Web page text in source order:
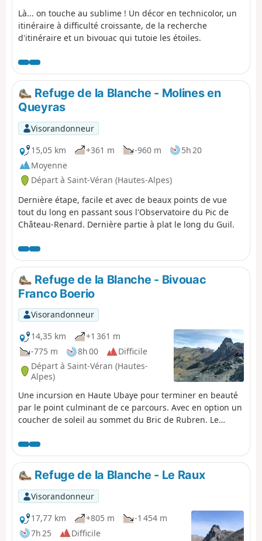
Là... on touche au sublime ! Un décor en technicolor, un
itinéraire à difficulté croissante, de la recherche
d'itinéraire et un bivouac qui tutoie les étoiles.
Refuge de la Blanche - Molines en
Queyras
Visorandonneur
15,05 km
+361 m -960 m
5h 20
Moyenne
Départ à Saint-Véran (Hautes-Alpes)
Dernière étape, facile et avec de beaux points de vue
tout du long en passant sous l'Observatoire du Pic de
Château-Renard. Dernière partie à plat le long du Guil.
Refuge de la Blanche - Bivouac
Franco Boerio
Visorandonneur
14,35 km
+1 361 m
-775 m
8h 00
Difficile
Départ à Saint-Véran (Hautes-
Alpes)
Une incursion en Haute Ubaye pour terminer en beauté
par le point culminant de ce parcours. Avec en option un
coucher de soleil au sommet du Bric de Rubren. Le
prendre l'itinéraire le plus facile à la montée.
Refuge de la Blanche - Le Raux
Visorandonneur
17,77 km
+805 m
-1 454 m
7h 25
Difficile